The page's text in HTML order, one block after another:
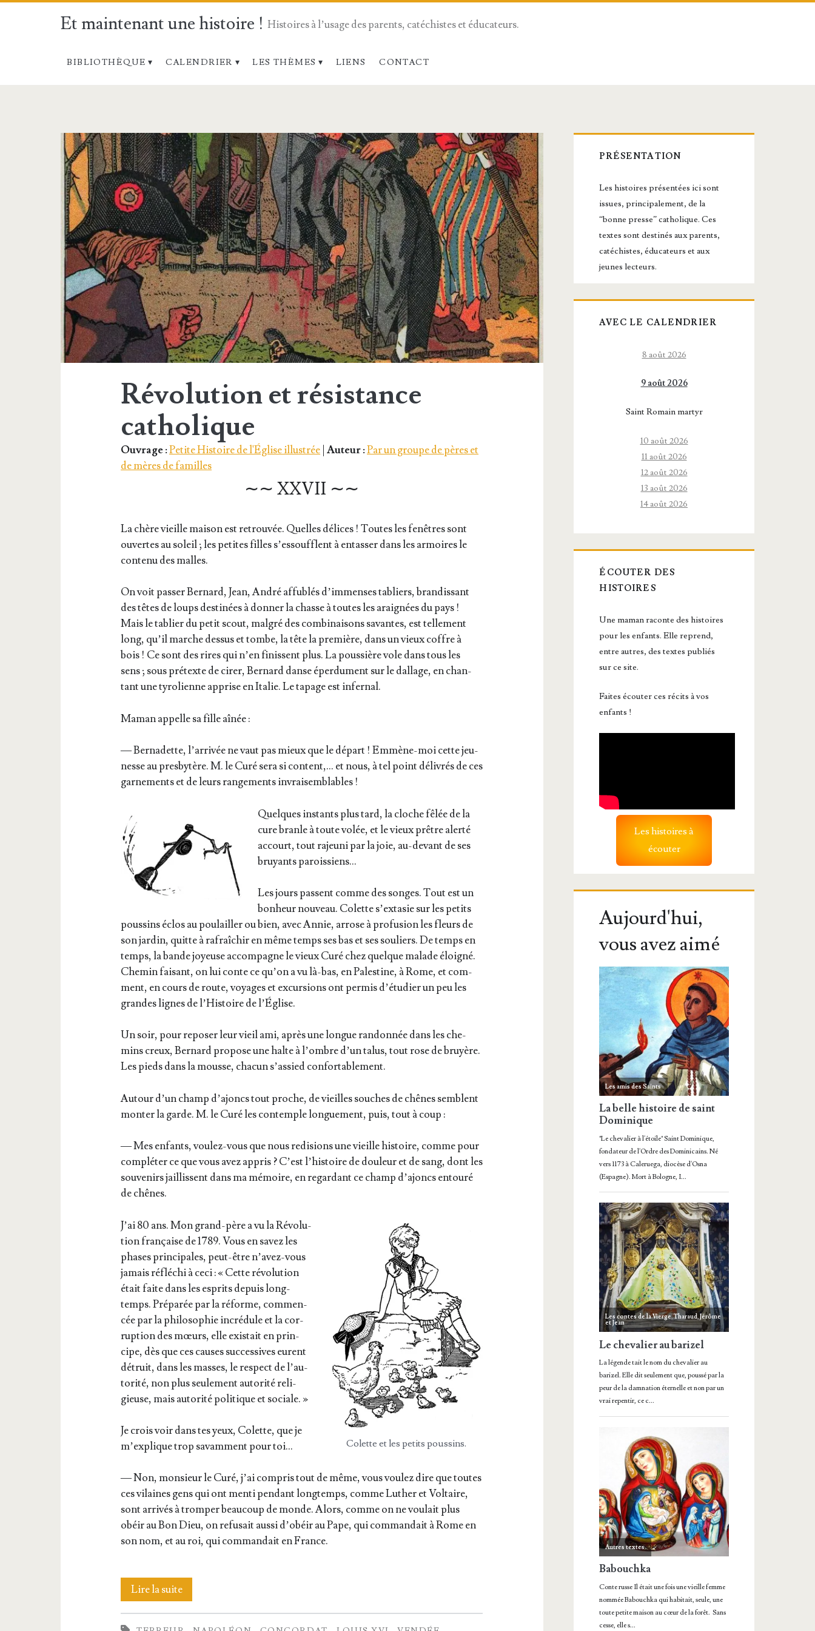
Et maintenant une histoire ! Histoires à l’usage des parents, catéchistes et éducateurs.
BIBLIOTHÈQUE CALENDRIER LES THÈMES LIENS CONTACT
<span>Vendée</span>
Révolution et résistance
catholique
Ouvrage :Petite Histoire de l'Église illustrée |Auteur :Par un groupe de pères et
de mères de familles
∼∼ XXVII ∼∼
La chère vieille mai­son est retrou­vée. Quelles délices ! Toutes les fenêtres sont
ouvertes au soleil ; les petites filles s’es­soufflent à entas­ser dans les armoires le
conte­nu des malles.
On voit pas­ser Ber­nard, Jean, André affu­blés d’im­menses tabliers, bran­dis­sant
des têtes de loups des­ti­nées à don­ner la chasse à toutes les arai­gnées du pays !
Mais le tablier du petit scout, mal­gré des com­bi­nai­sons savantes, est tel­le­ment
long, qu’il marche des­sus et tombe, la tête la pre­mière, dans un vieux coffre à
bois ! Ce sont des rires qui n’en finissent plus. La pous­sière vole dans tous les
sens ; sous pré­texte de cirer, Ber­nard danse éper­du­ment sur le dal­lage, en chan­
tant une tyro­lienne apprise en Ita­lie. Le tapage est infernal.
Maman appelle sa fille aînée :
— Ber­na­dette, l’ar­ri­vée ne vaut pas mieux que le départ ! Emmène-moi cette jeu­
nesse au pres­by­tère. M. le Curé sera si content,… et nous, à tel point déli­vrés de ces
gar­ne­ments et de leurs ran­ge­ments invraisemblables !
Quelques ins­tants plus tard, la cloche fêlée de la
cure branle à toute volée, et le vieux prêtre aler­té
accourt, tout rajeu­ni par la joie, au-devant de ses
bruyants paroissiens…
Les jours passent comme des songes. Tout est un
bon­heur nou­veau. Colette s’ex­ta­sie sur les petits
pous­sins éclos au pou­lailler ou bien, avec Annie, arrose à pro­fu­sion les fleurs de
son jar­din, quitte à rafraî­chir en même temps ses bas et ses sou­liers. De temps en
temps, la bande joyeuse accom­pagne le vieux Curé chez quelque malade éloi­gné.
Che­min fai­sant, on lui conte ce qu’on a vu là-bas, en Pales­tine, à Rome, et com­
ment, en cours de route, voyages et excur­sions ont per­mis d’é­tu­dier un peu les
grandes lignes de l’His­toire de l’Église.
Un soir, pour repo­ser leur vieil ami, après une longue ran­don­née dans les che­
mins creux, Ber­nard pro­pose une halte à l’ombre d’un talus, tout rose de bruyère.
Les pieds dans la mousse, cha­cun s’as­sied confortablement.
Autour d’un champ d’a­joncs tout proche, de vieilles souches de chênes semblent
mon­ter la garde. M. le Curé les contemple lon­gue­ment, puis, tout à coup :
— Mes enfants, vou­lez-vous que nous redi­sions une vieille his­toire, comme pour
com­plé­ter ce que vous avez appris ? C’est l’his­toire de dou­leur et de sang, dont les
sou­ve­nirs jaillissent dans ma mémoire, en regar­dant ce champ d’a­joncs entou­ré
de chênes.
Colette et les petits poussins.
J’ai 80 ans. Mon grand-père a vu la Révo­lu­
tion fran­çaise de 1789. Vous en savez les
phases prin­ci­pales, peut-être n’a­vez-vous
jamais réflé­chi à ceci : « Cette révo­lu­tion
était faite dans les esprits depuis long­
temps. Pré­pa­rée par la réforme, com­men­
cée par la phi­lo­so­phie incré­dule et la cor­
rup­tion des mœurs, elle exis­tait en prin­
cipe, dès que ces causes suc­ces­sives eurent
détruit, dans les masses, le res­pect de l’au­
to­ri­té, non plus seule­ment auto­ri­té reli­
gieuse, mais auto­ri­té poli­tique et sociale. »
Je crois voir dans tes yeux, Colette, que je
m’ex­plique trop savam­ment pour toi…
— Non, mon­sieur le Curé, j’ai com­pris tout de même, vous vou­lez dire que toutes
ces vilaines gens qui ont men­ti pen­dant long­temps, comme Luther et Vol­taire,
sont arri­vés à trom­per beau­coup de monde. Alors, comme on ne vou­lait plus
obéir au Bon Dieu, on refu­sait aus­si d’o­béir au Pape, qui com­man­dait à Rome en
son nom, et au roi, qui com­man­dait en France.
Lire la suiteRévo­
lu­
Barre
latérale
principale
PRÉSENTATION
Les histoires présentées ici sont
issues, principalement, de la
“bonne presse” catholique. Ces
textes sont destinés aux parents,
catéchistes, éducateurs et aux
jeunes lecteurs.
AVEC LE CALENDRIER
8 août 2026
9 août 2026
Saint Romain martyr
10 août 2026
11 août 2026
12 août 2026
13 août 2026
14 août 2026
ÉCOUTER DES
HISTOIRES
Une maman raconte des histoires
pour les enfants. Elle reprend,
entre autres, des textes publiés
sur ce site.
Faites écouter ces récits à vos
enfants !
Les histoires à
écouter
Aujourd'hui,
vous avez aimé